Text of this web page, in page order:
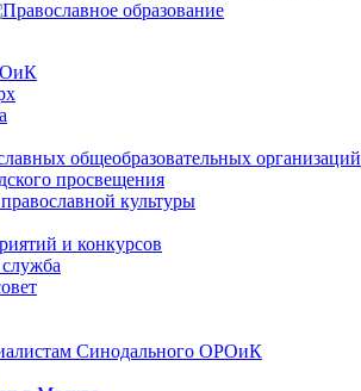
общеобразовательных организаций
просвещения
культуры
и конкурсов
Синодального ОРОиК